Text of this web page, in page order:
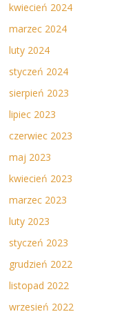
kwiecień 2024
marzec 2024
luty 2024
styczeń 2024
sierpień 2023
lipiec 2023
czerwiec 2023
maj 2023
kwiecień 2023
marzec 2023
luty 2023
styczeń 2023
grudzień 2022
listopad 2022
wrzesień 2022